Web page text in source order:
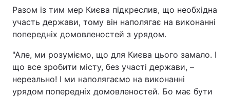
Разом із тим мер Києва підкреслив, що необхідна
участь держави, тому він наполягає на виконанні
попередніх домовленостей з урядом.
"Але, ми розуміємо, що для Києва цього замало. І
що все зробити місту, без участі держави, –
нереально! І ми наполягаємо на виконанні
урядом попередніх домовленостей. Бо має бути